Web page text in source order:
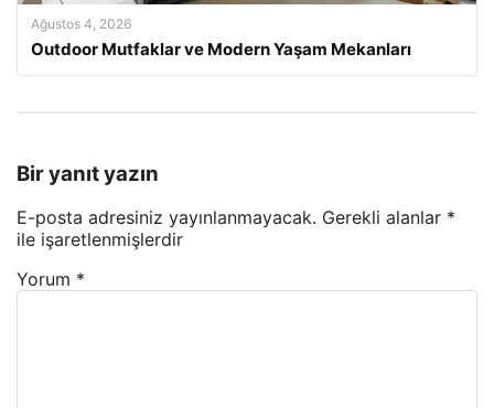
Ağustos 4, 2026
Outdoor Mutfaklar ve Modern Yaşam Mekanları
Bir yanıt yazın
E-posta adresiniz yayınlanmayacak. Gerekli alanlar *
ile işaretlenmişlerdir
Yorum *